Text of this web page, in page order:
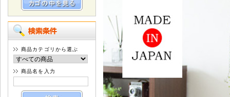
商品カテゴリから選ぶ
商品名を入力